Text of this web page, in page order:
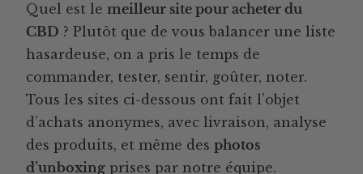
Quel est lemeilleur site pour acheter du
CBD ? Plutôt que de vous balancer une liste
hasardeuse, on a pris le temps de
commander, tester, sentir, goûter, noter.
Tous les sites ci-dessous ont fait l’objet
d’achats anonymes, avec livraison, analyse
des produits, et même desphotos
d’unboxing prises par notre équipe.